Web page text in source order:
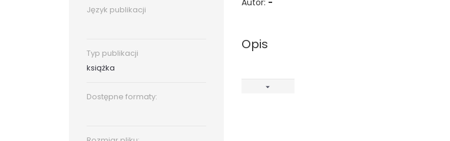
Język publikacji
Typ publikacji
książka
Dostępne formaty:
Autor: -
Opis